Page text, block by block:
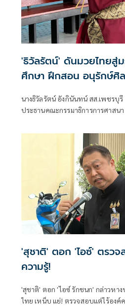
'ธิวัลรัตน์' ดันมวยไทยสู่
ศึกษา ฝึกสอน อนุรักษ์ศิ
นานาชาติ
นางธิวัลรัตน์ อังกินันทน์ สส.เพชรบุ
ประธานคณะกรรมาธิการการศาสน
ณ โรงเรียนราชประชานุเคราะห์
สมาคมสยามยุทธกีฬาพื้นเมืองไทย
แรงร่วมใจจัดเวทีแห่งการเรียนรู้ เ
สร้างเครือข่ายมวยไทยในระดับนาน
'สุชาติ' ตอก 'ไอซ์' ตรวจ
ความรู้!
'สุชาติ' ตอก 'ไอซ์ รักชนก' กล่าวหา
ไทย เหน็บ แย่! ตรวจสอบแต่ไร้องค์